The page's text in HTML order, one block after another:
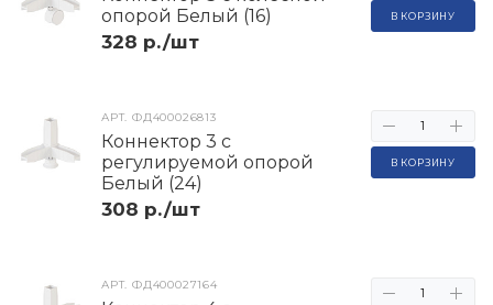
АРТ.ФД400027164
АРТ.ФД400026813
Коннектор 3 с
регулируемой опорой
Белый (24)
308 р./шт
В КОРЗИНУ
опорой Белый (16)
328 р./шт
В КОРЗИНУ